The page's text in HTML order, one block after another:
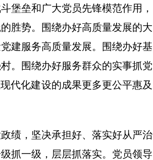
堡垒和广大党员先锋模范作用，
胜势。围绕办好高质量发展的大
建服务高质量发展。围绕办好基
。围绕办好服务群众的实事抓党
代化建设的成果更多更公平惠及
绩，坚决承担好、落实好从严治
抓一级，层层抓落实。党员领导